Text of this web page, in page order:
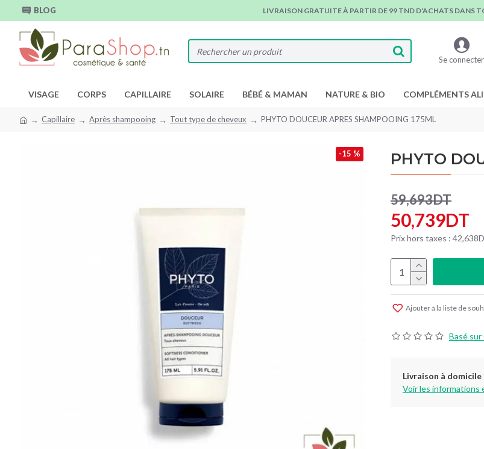
BLOG LIVRAISON GRATUITE À PARTIR DE 99 TND D'ACHATS DANS
Se connecter
VISAGE CORPS CAPILLAIRE SOLAIRE BÉBÉ & MAMAN NATURE & BIO COMPLÉMENTS
Capillaire Après shampooing Tout type de cheveux PHYTO DOUCEUR APRES SHAMPOOING 175ML
-15 % PHYTO
Basé sur
50,739DT
59,693DT
Prix hors taxes :
Ajouter à la liste de
Livraison à
Voir les informations